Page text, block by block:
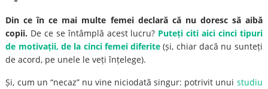
Din ce în ce mai multe femei declară că nu doresc să aibă
copii. De ce se întâmplă acest lucru? Puteți citi aici cinci tipuri
de motivații, de la cinci femei diferite (și, chiar dacă nu sunteți
de acord, pe unele le veți înțelege).
Și, cum un “necaz” nu vine niciodată singur: potrivit unui studiu